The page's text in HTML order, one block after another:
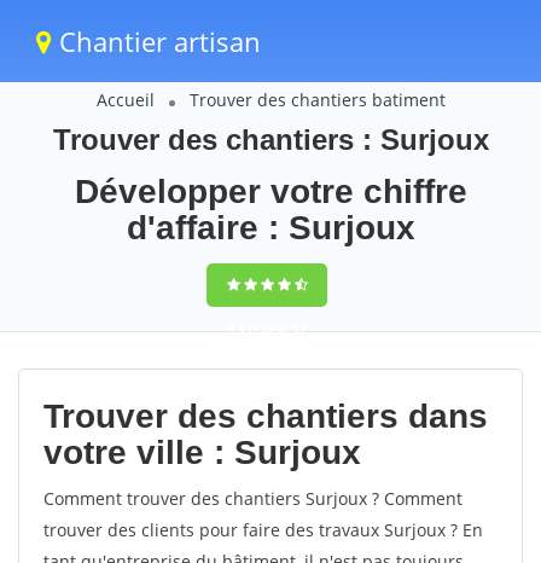
Chantier artisan
Accueil Trouver des chantiers batiment
Trouver des chantiers : Surjoux
Développer votre chiffre
d'affaire : Surjoux
9,5(100%)57
votes
Trouver des chantiers dans
votre ville : Surjoux
Comment trouver des chantiers Surjoux ? Comment
trouver des clients pour faire des travaux Surjoux ? En